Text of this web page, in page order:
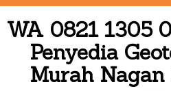
WA 0821 1305
Penyedia
Murah